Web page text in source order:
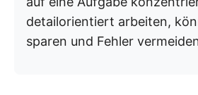
detailorientiert arbeiten,
sparen und Fehler